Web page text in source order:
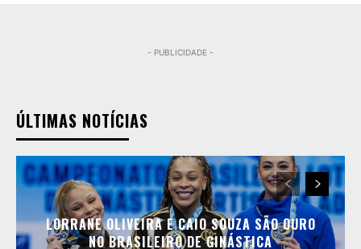
- PUBLICIDADE -
ÚLTIMAS NOTÍCIAS
LORRANE OLIVEIRA E CAIO SOUZA SÃO OURO
NO BRASILEIRO DE GINÁSTICA